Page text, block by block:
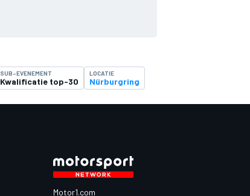
SUB-EVENEMENT
Kwalificatie top-30
LOCATIE
Nürburgring
Motor1.com